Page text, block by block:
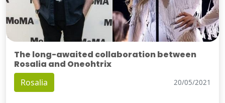
The long-awaited collaboration between
Rosalia and Oneohtrix
Rosalia 20/05/2021